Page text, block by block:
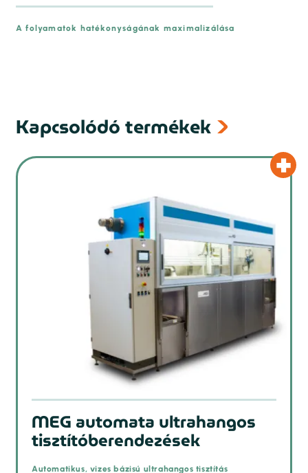
A folyamatok hatékonyságának maximalizálása
Kapcsolódó termékek
MEG automata ultrahangos
tisztítóberendezések
Automatikus, vizes bázisú ultrahangos tisztítás